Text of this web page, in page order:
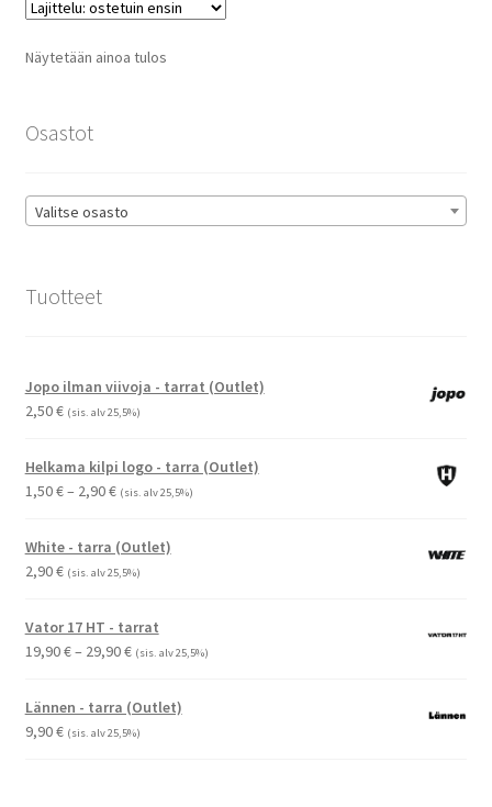
Näytetään ainoa tulos
Osastot
Valitse osasto
Tuotteet
Jopo ilman viivoja - tarrat (Outlet)
2,50€ (sis. alv 25,5%)
Helkama kilpi logo - tarra (Outlet)
1,50€– 2,90€Hintaluokka:
-
2,90 €
(sis. alv 25,5%)
White - tarra (Outlet)
2,90€ (sis. alv 25,5%)
Vator 17 HT - tarrat
19,90€– 29,90€Hintaluokka:
-
29,90 €
(sis. alv 25,5%)
Lännen - tarra (Outlet)
9,90€ (sis. alv 25,5%)